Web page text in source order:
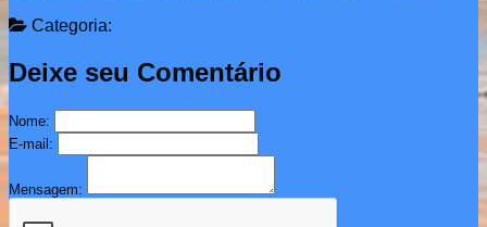
Categoria:
Deixe seu Comentário
Nome:
E-mail:
Mensagem: